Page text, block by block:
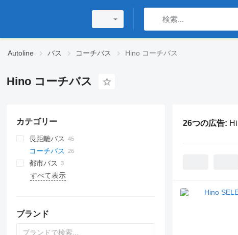
Autoline バス コーチバス Hino コーチバス
Hino コーチバス
カテゴリー
長距離バス
コーチバス
都市バス
すべて表示
ブランド
26つの広告: